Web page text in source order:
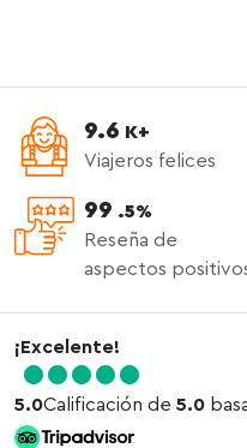
9.6 K+
Viajeros felices
99 .5%
Reseña de
aspectos
¡Excelente!
5.0Calificación de 5.0